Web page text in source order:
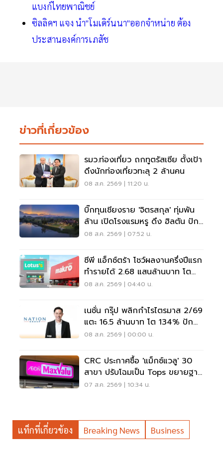
แบงก์ไทยพาณิชย์
ซิลลิคฯ แจง นำ"โมเดิร์นนา"ออกจำหน่าย ต้อง
ประสานองค์การเภสัช
ข่าวที่เกี่ยวข้อง
รมว.ท่องเที่ยว ถกทูตรัสเซีย ตั้งเป้า
ดึงนักท่องเที่ยวทะลุ 2 ล้านคน
08 ส.ค. 2569 | 11:20 น.
บิ๊กทุนเชียงราย 'จิตรสกุล' ทุ่มพัน
ล้าน เปิดโรงแรมหรู ดึง ฮิลตัน ปัก
หมุดแบรนด์ใหม่
08 ส.ค. 2569 | 07:52 น.
ซีพี แอ็กซ์ตร้า โชว์ผลงานครึ่งปีแรก
ทำรายได้ 2.68 แสนล้านบาท โต
3.6%
08 ส.ค. 2569 | 04:40 น.
เนชั่น กรุ๊ป พลิกกำไรไตรมาส 2/69
แตะ 16.5 ล้านบาท โต 134% ปัก
หมุดสู่ ‘มีเดียเทค’
08 ส.ค. 2569 | 00:00 น.
CRC ประกาศซื้อ 'แม็กซ์แวลู' 30
สาขา ปรับโฉมเป็น Tops ขยายฐาน
ลูกค้าเพิ่ม 9 แสนราย
07 ส.ค. 2569 | 10:34 น.
แท็กที่เกี่ยวข้อง Breaking News Business